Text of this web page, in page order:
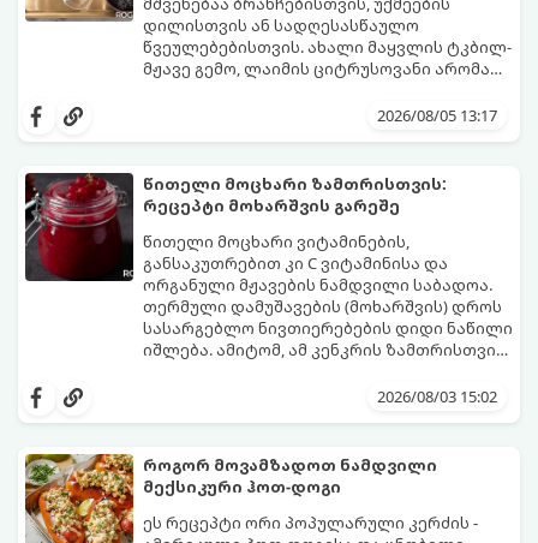
ბურთულა (4–6 პორცია)
დილისთვის ან სადღესასწაულო
წვეულებებისთვის. ახალი მაყვლის ტკბილ-
მჟავე გემო, ლაიმის ციტრუსოვანი არომატი
საოცრად დახვეწილ და მაგრილებელ
და მის მომზადებას მინიმალური
პორცია
2026/08/05 13:17
წითელი მოცხარი ზამთრისთვის:
რეცეპტი მოხარშვის გარეშე
წითელი მოცხარი ვიტამინების,
განსაკუთრებით კი C ვიტამინისა და
ორგანული მჟავების ნამდვილი საბადოა.
თერმული დამუშავების (მოხარშვის) დროს
სასარგებლო ნივთიერებების დიდი ნაწილი
იშლება. ამიტომ, ამ კენკრის ზამთრისთვის
მომზადებაა - მოხარშვის გარეშე.
ბუნებრივ, კაშკაშა გემოს, არომატს და
2026/08/03 15:02
როგორ მოვამზადოთ ნამდვილი
მექსიკური ჰოთ-დოგი
ეს რეცეპტი ორი პოპულარული კერძის -